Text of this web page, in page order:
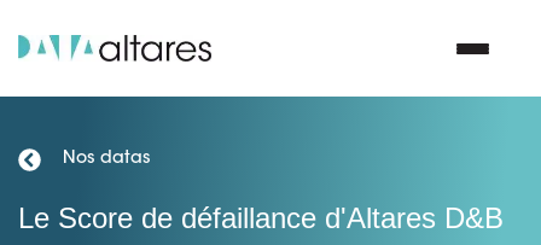
Nos datas
Le Score de défaillance d'Altares D&B